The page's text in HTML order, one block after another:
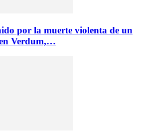
por la muerte violenta de un
Verdum,…